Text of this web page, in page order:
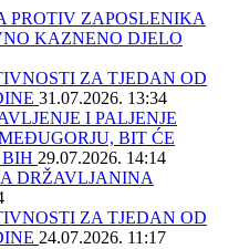
PROTIV ZAPOSLENIKA
KAZNENO DJELO
ZA TJEDAN OD
31.07.2026. 13:34
I PALJENJE
BIT ĆE
29.07.2026. 14:14
DRŽAVLJANINA
ZA TJEDAN OD
24.07.2026. 11:17